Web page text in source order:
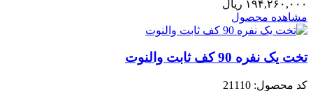
۱۹۴,۲۶۰,۰۰۰ ریال
مشاهده محصول
تخت یک نفره 90 کف ثابت والنوت
کد محصول: 21110